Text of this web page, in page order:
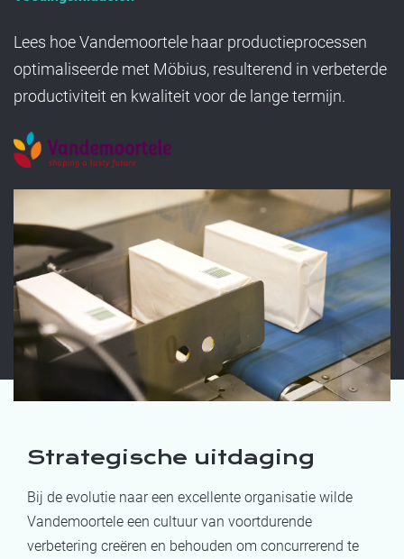
Lees hoe Vandemoortele haar productieprocessen
optimaliseerde met Möbius, resulterend in verbeterde
productiviteit en kwaliteit voor de lange termijn.
Strategische uitdaging
Bij de evolutie naar een excellente organisatie wilde
Vandemoortele een cultuur van voortdurende
verbetering creëren en behouden om concurrerend te